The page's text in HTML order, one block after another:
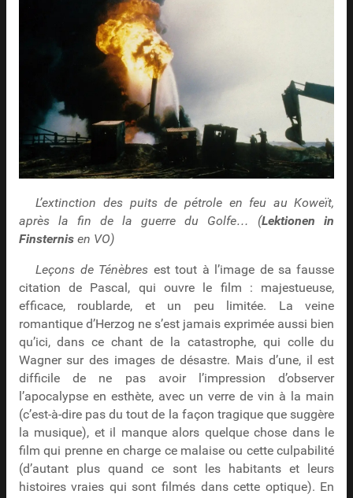
L’extinction des puits de pétrole en feu au Koweït,
après la fin de la guerre du Golfe… (Lektionen in
Finsternisen VO)
Leçons de Ténèbres est tout à l’image de sa fausse
citation de Pascal, qui ouvre le film : majestueuse,
efficace, roublarde, et un peu limitée. La veine
romantique d’Herzog ne s’est jamais exprimée aussi bien
qu’ici, dans ce chant de la catastrophe, qui colle du
Wagner sur des images de désastre. Mais d’une, il est
difficile de ne pas avoir l’impression d’observer
l’apocalypse en esthète, avec un verre de vin à la main
(c’est-à-dire pas du tout de la façon tragique que suggère
la musique), et il manque alors quelque chose dans le
film qui prenne en charge ce malaise ou cette culpabilité
(d’autant plus quand ce sont les habitants et leurs
histoires vraies qui sont filmés dans cette optique). En